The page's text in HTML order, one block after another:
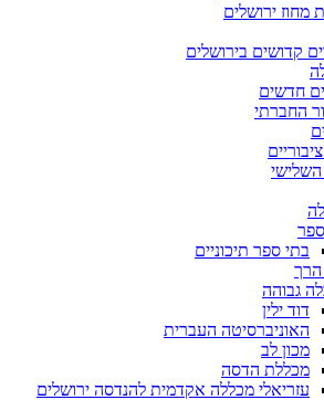
מחוז ירושלים
קדושים בירושלים
חדשים
החברתי
השלישי
בתי ספר תיכוניים
הרך
גבוהה
דוד ילין
האוניברסיטה העברית
מכון לב
מכללת הדסה
עזריאלי מכללה אקדמית להנדסה ירושלים